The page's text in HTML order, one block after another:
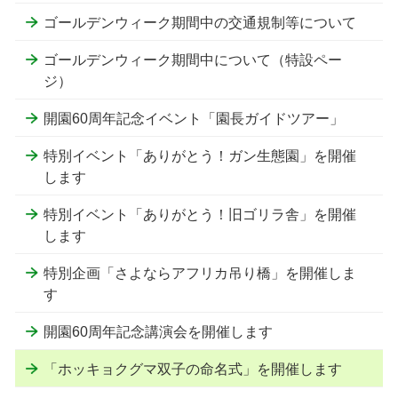
ゴールデンウィーク期間中の交通規制等について
ゴールデンウィーク期間中について（特設ペー
ジ）
開園60周年記念イベント「園長ガイドツアー」
特別イベント「ありがとう！ガン生態園」を開催
します
特別イベント「ありがとう！旧ゴリラ舎」を開催
します
特別企画「さよならアフリカ吊り橋」を開催しま
す
開園60周年記念講演会を開催します
「ホッキョクグマ双子の命名式」を開催します